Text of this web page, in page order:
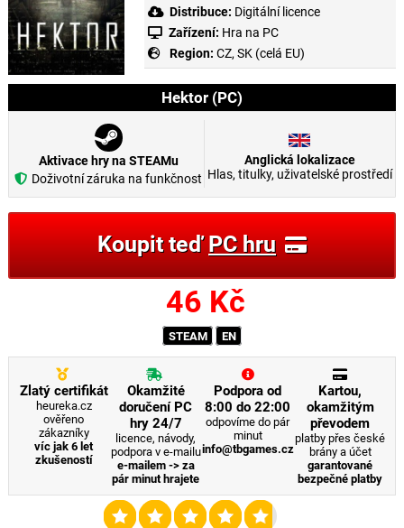
Distribuce: Digitální licence
Zařízení: Hra na PC
Region: CZ, SK (celá EU)
Hektor (PC)
Aktivace hry na STEAMu
Doživotní záruka na funkčnost
Anglická lokalizace
Hlas, titulky, uživatelské prostředí
Koupit teďPC hru
46 Kč
STEAM EN
Zlatý certifikát
heureka.cz
ověřeno
zákazníky
víc jak 6 let
zkušeností
Okamžité
doručení PC
hry 24/7
licence, návody,
podpora v e-mailu
e-mailem -> za
pár minut hrajete
Podpora od
8:00 do 22:00
odpovíme do pár
minut
info@tbgames.cz
Kartou,
okamžitým
převodem
platby přes české
brány a účet
garantované
bezpečné platby